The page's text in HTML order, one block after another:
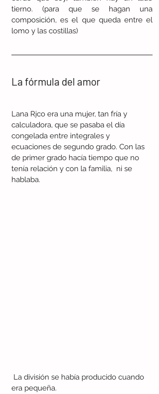
tierno. (para que se hagan una
composición, es el que queda entre el
lomo y las costillas)
La fórmula del amor
Lana Rįco era una mujer, tan fría y
calculadora, que se pasaba el día
congelada entre integrales y
ecuaciones de segundo grado. Con las
de primer grado hacía tiempo que no
tenía relación y con la familia,  ni se
hablaba.
era pequeña.